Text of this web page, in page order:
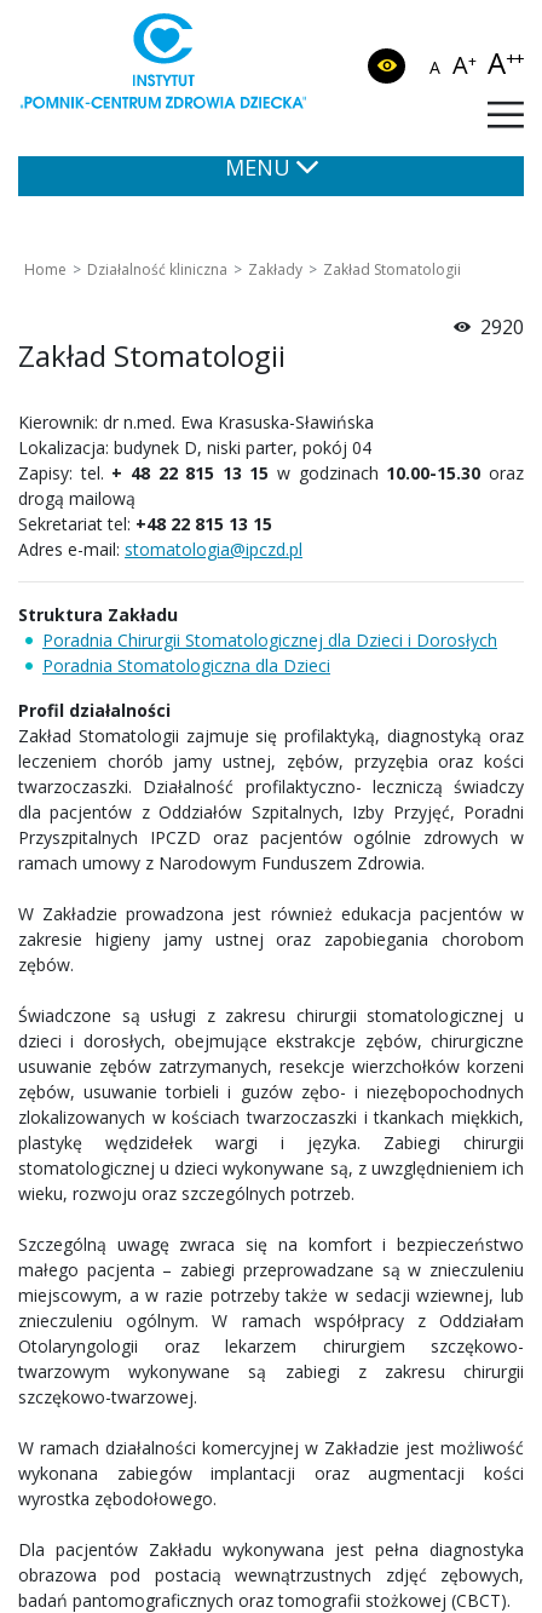
A A+ A++
MENU
Home Działalność kliniczna Zakłady Zakład Stomatologii
2920
Zakład Stomatologii
Kierownik: dr n.med. Ewa Krasuska-Sławińska
Lokalizacja: budynek D, niski parter, pokój 04
Zapisy: tel. + 48 22 815 13 15 w godzinach 10.00-15.30 oraz
drogą mailową
Sekretariat tel: +48 22 815 13 15
Adres e-mail: stomatologia@ipczd.pl
Struktura Zakładu
Poradnia Chirurgii Stomatologicznej dla Dzieci i Dorosłych
Poradnia Stomatologiczna dla Dzieci
Profil działalności
Zakład Stomatologii zajmuje się profilaktyką, diagnostyką oraz
leczeniem chorób jamy ustnej, zębów, przyzębia oraz kości
twarzoczaszki. Działalność profilaktyczno- leczniczą świadczy
dla pacjentów z Oddziałów Szpitalnych, Izby Przyjęć, Poradni
Przyszpitalnych IPCZD oraz pacjentów ogólnie zdrowych w
ramach umowy z Narodowym Funduszem Zdrowia.
W Zakładzie prowadzona jest również edukacja pacjentów w
zakresie higieny jamy ustnej oraz zapobiegania chorobom
zębów.
Świadczone są usługi z zakresu chirurgii stomatologicznej u
dzieci i dorosłych, obejmujące ekstrakcje zębów, chirurgiczne
usuwanie zębów zatrzymanych, resekcje wierzchołków korzeni
zębów, usuwanie torbieli i guzów zębo- i niezębopochodnych
zlokalizowanych w kościach twarzoczaszki i tkankach miękkich,
plastykę wędzidełek wargi i języka. Zabiegi chirurgii
stomatologicznej u dzieci wykonywane są, z uwzględnieniem ich
wieku, rozwoju oraz szczególnych potrzeb.
Szczególną uwagę zwraca się na komfort i bezpieczeństwo
małego pacjenta – zabiegi przeprowadzane są w znieczuleniu
miejscowym, a w razie potrzeby także w sedacji wziewnej, lub
znieczuleniu ogólnym. W ramach współpracy z Oddziałam
Otolaryngologii oraz lekarzem chirurgiem szczękowo-
twarzowym wykonywane są zabiegi z zakresu chirurgii
szczękowo-twarzowej.
W ramach działalności komercyjnej w Zakładzie jest możliwość
wykonana zabiegów implantacji oraz augmentacji kości
wyrostka zębodołowego.
Dla pacjentów Zakładu wykonywana jest pełna diagnostyka
obrazowa pod postacią wewnątrzustnych zdjęć zębowych,
badań pantomograficznych oraz tomografii stożkowej (CBCT).